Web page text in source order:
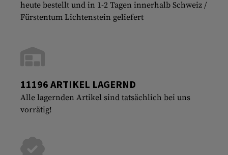
heute bestellt und in 1-2 Tagen innerhalb Schweiz /
Fürstentum Lichtenstein geliefert
11196 ARTIKEL LAGERND
Alle lagernden Artikel sind tatsächlich bei uns
vorrätig!